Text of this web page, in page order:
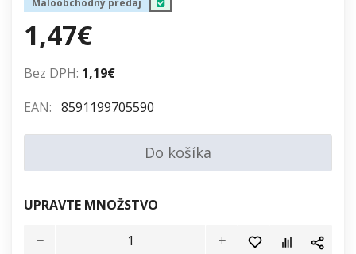
Maloobchodný predaj
1,47€
Bez DPH: 1,19€
EAN: 8591199705590
Do košíka
UPRAVTE MNOŽSTVO